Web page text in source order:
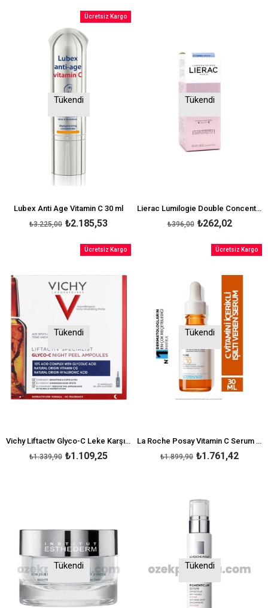
Tükendi
Lubex Anti Age Vitamin C 30 ml
₺2.185,53
₺3.225,00
Ücretsiz Kargo
Tükendi
Lierac Lumilogie Double Concentre Jour Nuit Correction Taches 30 ml
₺262,02
₺396,00
Tükendi
Vichy Liftactiv Glyco-C Leke Karşıtı Ampul 10X2 ml
₺1.109,25
₺1.339,90
Ücretsiz Kargo
Tükendi
La Roche Posay Vitamin C Serum 30 ml
₺1.761,42
₺1.899,90
Ücretsiz Kargo
Tükendi Tükendi